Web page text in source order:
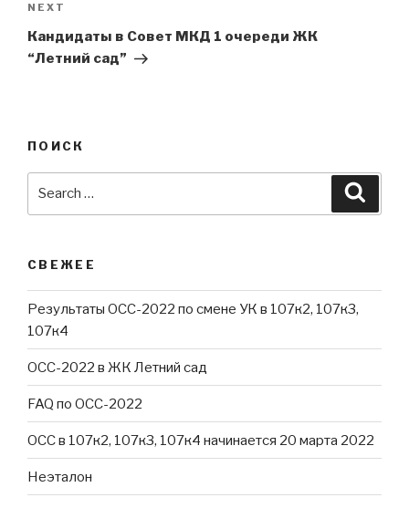
Next
Post
NEXT
Кандидаты в Совет МКД 1 очереди ЖК
“Летний сад”
ПОИСК
СВЕЖЕЕ
Результаты ОСС-2022 по смене УК в 107к2, 107к3,
107к4
ОСС-2022 в ЖК Летний сад
FAQ по ОСС-2022
ОСС в 107к2, 107к3, 107к4 начинается 20 марта 2022
Неэталон